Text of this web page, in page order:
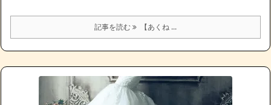
記事を読む 【あくね ...